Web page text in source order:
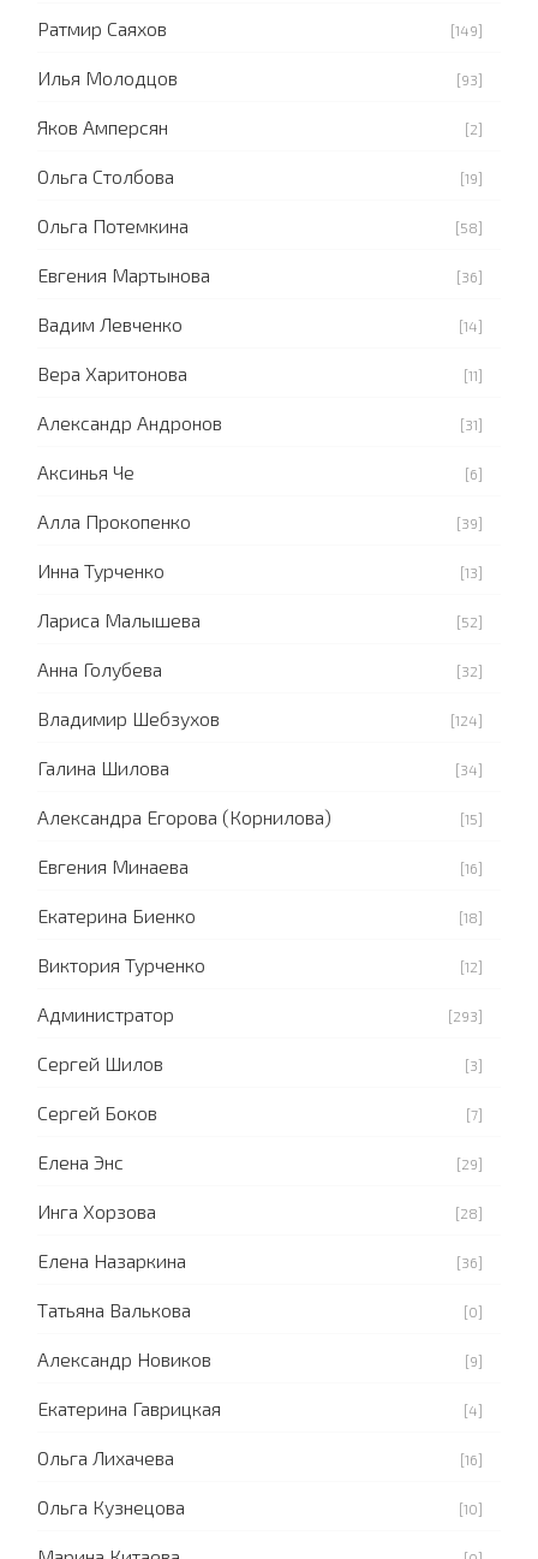
Ратмир Саяхов [149]
Илья Молодцов [93]
Яков Амперсян [2]
Ольга Столбова [19]
Ольга Потемкина [58]
Евгения Мартынова [36]
Вадим Левченко [14]
Вера Харитонова [11]
Александр Андронов [31]
Аксинья Че [6]
Алла Прокопенко [39]
Инна Турченко [13]
Лариса Малышева [52]
Анна Голубева [32]
Владимир Шебзухов [124]
Галина Шилова [34]
Александра Егорова (Корнилова) [15]
Евгения Минаева [16]
Екатерина Биенко [18]
Виктория Турченко [12]
Администратор [293]
Сергей Шилов [3]
Сергей Боков [7]
Елена Энс [29]
Инга Хорзова [28]
Елена Назаркина [36]
Татьяна Валькова [0]
Александр Новиков [9]
Екатерина Гаврицкая [4]
Ольга Лихачева [16]
Ольга Кузнецова [10]